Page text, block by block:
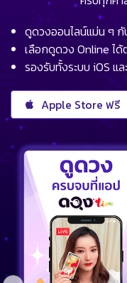
ดูดวงออนไลน์แม่น ๆ
เลือกดูดวง Online ไ
รองรับทั้งระบบ iOS แ
Apple Store ฟรี